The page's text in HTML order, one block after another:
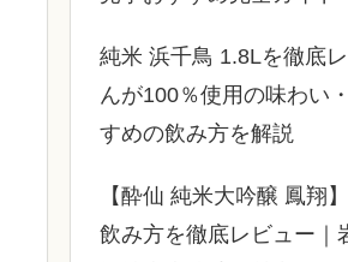
純米 浜千鳥 1.8Lを徹底
んが100％使用の味わい
すめの飲み方を解説
【酔仙 純米大吟醸 鳳翔
飲み方を徹底レビュー｜